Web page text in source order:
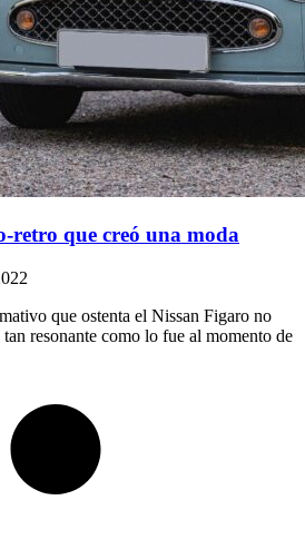
retro que creó una moda
que ostenta el Nissan Figaro no
resonante como lo fue al momento de